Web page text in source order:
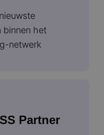
binnen het
netwerk
Partner